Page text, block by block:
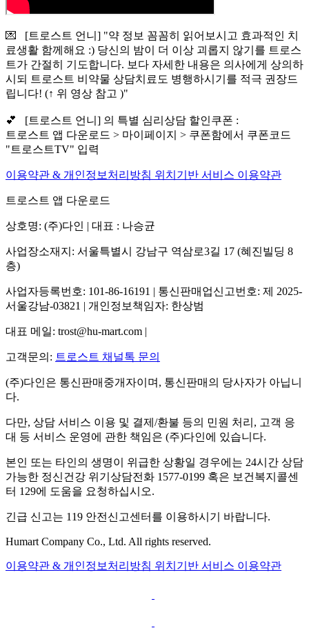
💌 [트로스트 언니] "약 정보 꼼꼼히 읽어보시고 효과적인 치
료생활 함께해요 :) 당신의 밤이 더 이상 괴롭지 않기를 트로스
트가 간절히 기도합니다. 보다 자세한 내용은 의사에게 상의하
시되 트로스트 비약물 상담치료도 병행하시기를 적극 권장드
립니다! (↑ 위 영상 참고 )"
💕 [트로스트 언니] 의 특별 심리상담 할인쿠폰 :
트로스트 앱 다운로드 > 마이페이지 > 쿠폰함에서 쿠폰코드
"트로스트TV" 입력
이용약관 & 개인정보처리방침 위치기반 서비스 이용약관
트로스트 앱 다운로드
상호명: (주)다인 | 대표 : 나승균
사업장소재지: 서울특별시 강남구 역삼로3길 17 (혜진빌딩 8
층)
사업자등록번호: 101-86-16191 | 통신판매업신고번호: 제 2025-
서울강남-03821 | 개인정보책임자: 한상범
대표 메일: trost@hu-mart.com |
고객문의: 트로스트 채널톡 문의
(주)다인은 통신판매중개자이며, 통신판매의 당사자가 아닙니
다.
다만, 상담 서비스 이용 및 결제/환불 등의 민원 처리, 고객 응
대 등 서비스 운영에 관한 책임은 (주)다인에 있습니다.
본인 또는 타인의 생명이 위급한 상황일 경우에는 24시간 상담
가능한 정신건강 위기상담전화 1577-0199 혹은 보건복지콜센
터 129에 도움을 요청하십시오.
긴급 신고는 119 안전신고센터를 이용하시기 바랍니다.
Humart Company Co., Ltd. All rights reserved.
이용약관 & 개인정보처리방침 위치기반 서비스 이용약관